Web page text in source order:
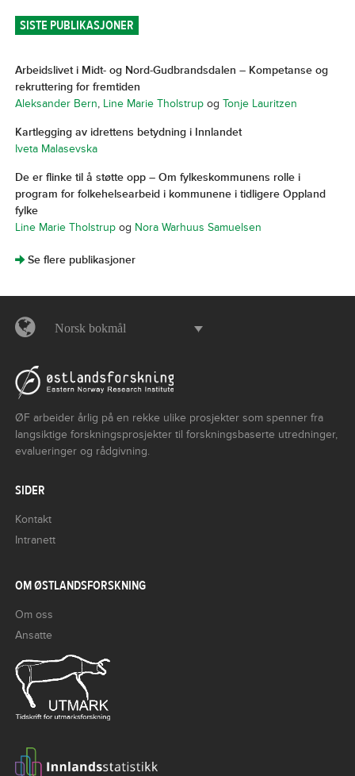
SISTE PUBLIKASJONER
Arbeidslivet i Midt- og Nord-Gudbrandsdalen – Kompetanse og
rekruttering for fremtiden
Aleksander Bern, Line Marie Tholstrupog Tonje Lauritzen
Kartlegging av idrettens betydning i Innlandet
Iveta Malasevska
De er flinke til å støtte opp – Om fylkeskommunens rolle i
program for folkehelsearbeid i kommunene i tidligere Oppland
fylke
Line Marie Tholstrupog Nora Warhuus Samuelsen
]Se flere publikasjoner
Norsk bokmål
ØF arbeider årlig på en rekke ulike prosjekter som spenner fra
langsiktige forskningsprosjekter til forskningsbaserte utredninger,
evalueringer og rådgivning.
SIDER
Kontakt
Intranett
OM ØSTLANDSFORSKNING
Om oss
Ansatte